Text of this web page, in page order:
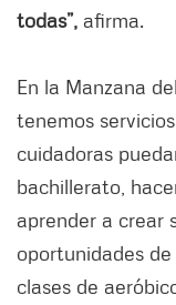
todas”, afirma.
En la Manzana
tenemos
cuidadoras
bachillerato,
aprender a crear
oportunidades
clases de